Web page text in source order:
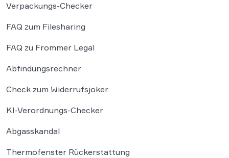
Verpackungs-Checker
FAQ zum Filesharing
FAQ zu Frommer Legal
Abfindungsrechner
Check zum Widerrufsjoker
KI-Verordnungs-Checker
Abgasskandal
Thermofenster Rückerstattung